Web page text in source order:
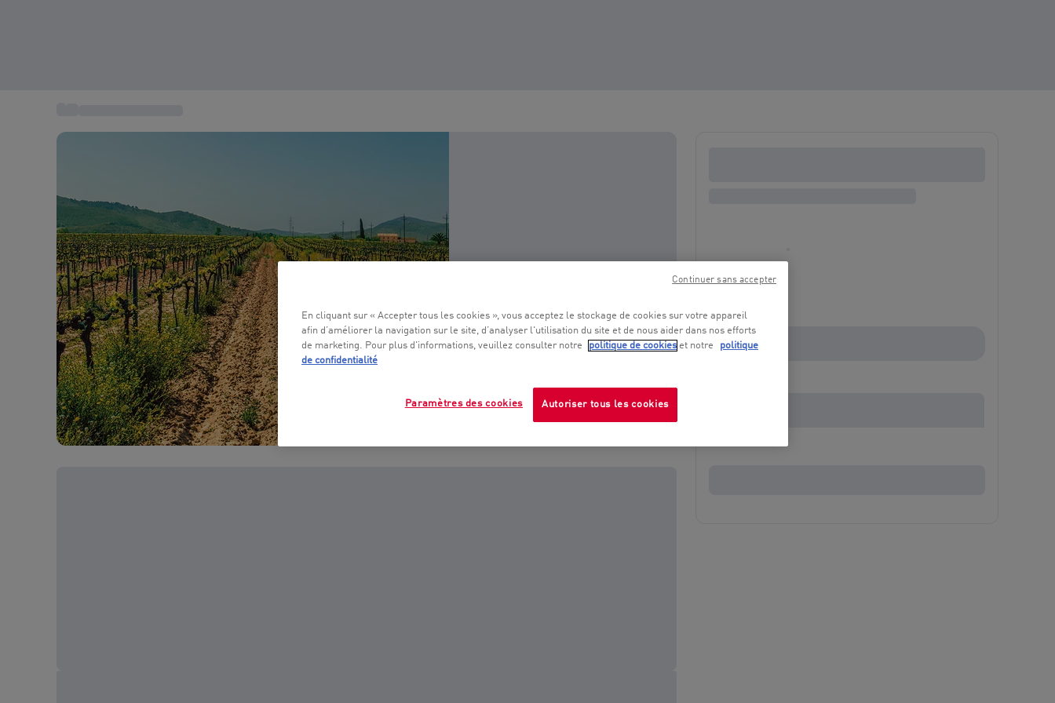
+ 1
En cliquant sur « Accepter tous les cookies », vous acceptez le stockage de cookies sur votre appareil
afin d’améliorer la navigation sur le site, d’analyser l'utilisation du site et de nous aider dans nos efforts
de marketing. Pour plus d'informations, veuillez consulter notre
politique de cookies et notre
politique
de confidentialité
Autoriser tous les cookies
Paramètres des cookies
Continuer sans accepter